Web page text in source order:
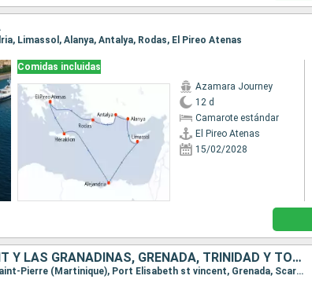
Limassol, Alanya, Antalya, Rodas, El Pireo Atenas
Comidas incluidas
Azamara Journey
12 d
Camarote estándar
El Pireo Atenas
15/02/2028
ANTIGUA Y BARBUDA, SAN VINCENT Y LAS GRANADINAS, GRENADA, TRINIDAD Y TOBAGO, BARBADOS, SANTA LUCIA, DOMINICA, SAN MARTÍN, PUERTO RICO
Itinerario : San Juan, Virgin Gorda, Antigua, Saint-Pierre (Martinique), Port Elisabeth st vincent, Grenada, Scarborough, Bridgetown, Castries, Roseau, Basseterre (St Kitts), Charlestown, Philipsburg, San Juan